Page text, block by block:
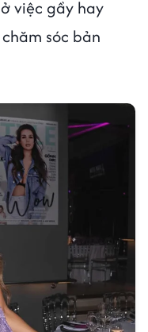
việc gầy hay
sóc bản